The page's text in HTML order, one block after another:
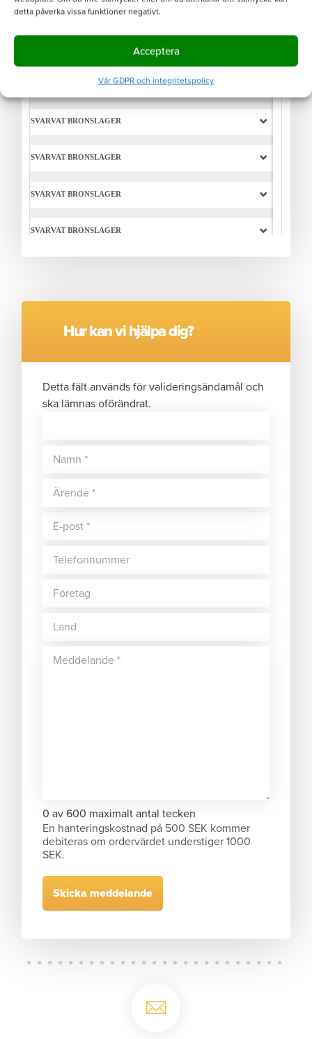
detta påverka vissa funktioner negativt.
Acceptera
Vår GDPR och integritetspolicy
Hur kan vi hjälpa dig?
Detta fält används för valideringsändamål och
ska lämnas oförändrat.
0 av 600 maximalt antal tecken
En hanteringskostnad på 500 SEK kommer
debiteras om ordervärdet understiger 1000
SEK.